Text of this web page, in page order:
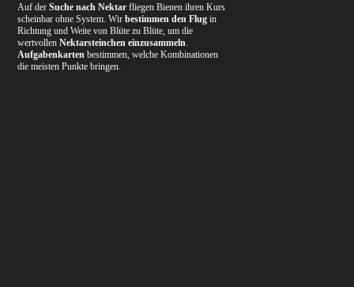
Auf derSuche nach Nektar fliegen Bienen ihren Kurs
scheinbar ohne System. Wirbestimmen den Flug in
Richtung und Weite von Blüte zu Blüte, um die
wertvollenNektarsteinchen einzusammeln.
Aufgabenkarten bestimmen, welche Kombinationen
die meisten Punkte bringen.